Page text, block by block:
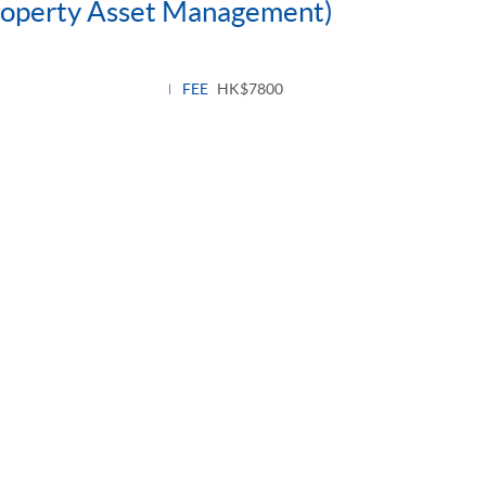
Asset Management)
FEE HK$7800